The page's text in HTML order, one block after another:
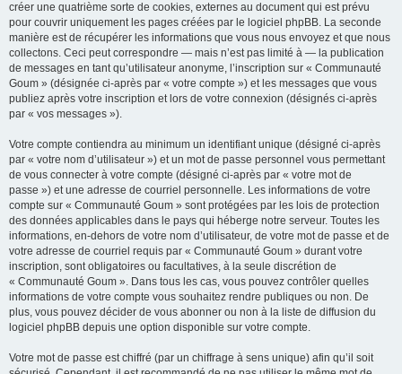
créer une quatrième sorte de cookies, externes au document qui est prévu
pour couvrir uniquement les pages créées par le logiciel phpBB. La seconde
manière est de récupérer les informations que vous nous envoyez et que nous
collectons. Ceci peut correspondre — mais n’est pas limité à — la publication
de messages en tant qu’utilisateur anonyme, l’inscription sur « Communauté
Goum » (désignée ci-après par « votre compte ») et les messages que vous
publiez après votre inscription et lors de votre connexion (désignés ci-après
par « vos messages »).
Votre compte contiendra au minimum un identifiant unique (désigné ci-après
par « votre nom d’utilisateur ») et un mot de passe personnel vous permettant
de vous connecter à votre compte (désigné ci-après par « votre mot de
passe ») et une adresse de courriel personnelle. Les informations de votre
compte sur « Communauté Goum » sont protégées par les lois de protection
des données applicables dans le pays qui héberge notre serveur. Toutes les
informations, en-dehors de votre nom d’utilisateur, de votre mot de passe et de
votre adresse de courriel requis par « Communauté Goum » durant votre
inscription, sont obligatoires ou facultatives, à la seule discrétion de
« Communauté Goum ». Dans tous les cas, vous pouvez contrôler quelles
informations de votre compte vous souhaitez rendre publiques ou non. De
plus, vous pouvez décider de vous abonner ou non à la liste de diffusion du
logiciel phpBB depuis une option disponible sur votre compte.
Votre mot de passe est chiffré (par un chiffrage à sens unique) afin qu’il soit